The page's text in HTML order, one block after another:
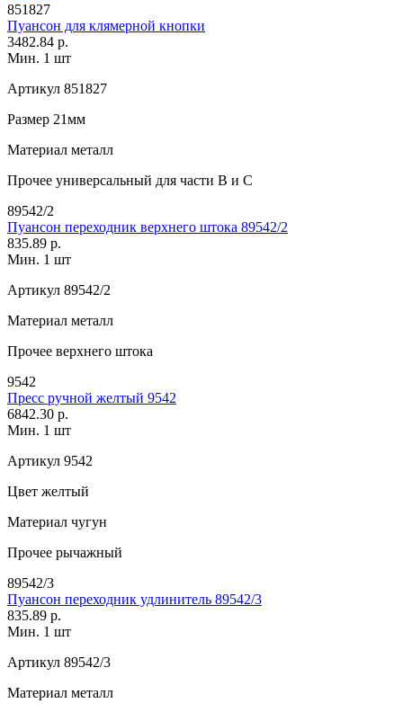
851827
Пуансон для клямерной кнопки
3482.84 р.
Мин. 1 шт
Артикул 851827
Размер 21мм
Материал металл
Прочее универсальный для части В и С
89542/2
Пуансон переходник верхнего штока 89542/2
835.89 р.
Мин. 1 шт
Артикул 89542/2
Материал металл
Прочее верхнего штока
9542
Пресс ручной желтый 9542
6842.30 р.
Мин. 1 шт
Артикул 9542
Цвет желтый
Материал чугун
Прочее рычажный
89542/3
Пуансон переходник удлинитель 89542/3
835.89 р.
Мин. 1 шт
Артикул 89542/3
Материал металл